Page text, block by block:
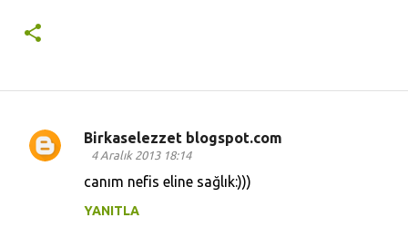
Y
Birkaselezzet blogspot.com
4 Aralık 2013 18:14
canım nefis eline sağlık:)))
YANITLA